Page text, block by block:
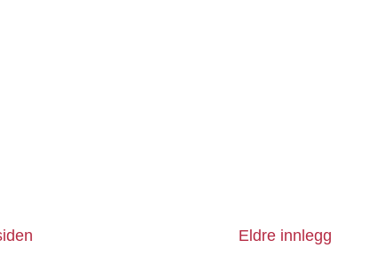
Eldre innlegg